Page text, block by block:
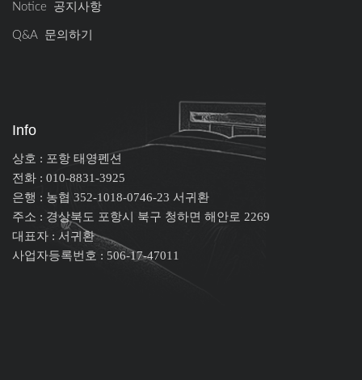
Notice 공지사항
Q&A 문의하기
Info
상호 : 포항 태영펜션
전화 : 010-8831-3925
은행 : 농협 352-1018-0746-23 서귀환
주소 : 경상북도 포항시 북구 청하면 해안로 2269
대표자 : 서귀환
사업자등록번호 : 506-17-47011